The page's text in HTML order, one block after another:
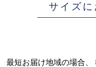
サイズに
最短お届け地域の場合、